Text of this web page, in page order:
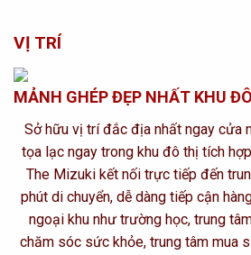
VỊ TRÍ
MẢNH GHÉP ĐẸP NHẤT KHU
Sở hữu vị trí đắc địa nhất ngay cửa
tọa lạc ngay trong khu đô thị tích
The Mizuki kết nối trực tiếp đến
phút di chuyển, dễ dàng tiếp cận
ngoại khu như trường học, trung
chăm sóc sức khỏe, trung tâm mua